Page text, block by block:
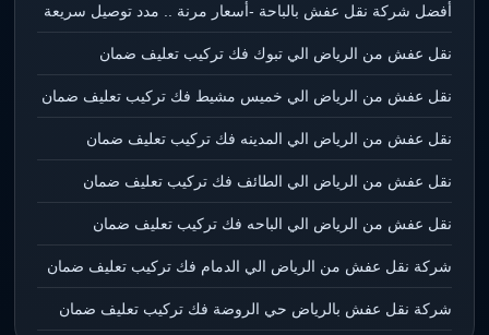
أفضل شركة نقل عفش بالباحة -أسعار مرنة .. مدد توصيل سريعة
نقل عفش من الرياض الي تبوك فك تركيب تعليف ضمان
نقل عفش من الرياض الي خميس مشيط فك تركيب تعليف ضمان
نقل عفش من الرياض الي المدينه فك تركيب تعليف ضمان
نقل عفش من الرياض الي الطائف فك تركيب تعليف ضمان
نقل عفش من الرياض الي الباحه فك تركيب تعليف ضمان
شركة نقل عفش من الرياض الي الدمام فك تركيب تعليف ضمان
شركة نقل عفش بالرياض حي الروضة فك تركيب تعليف ضمان